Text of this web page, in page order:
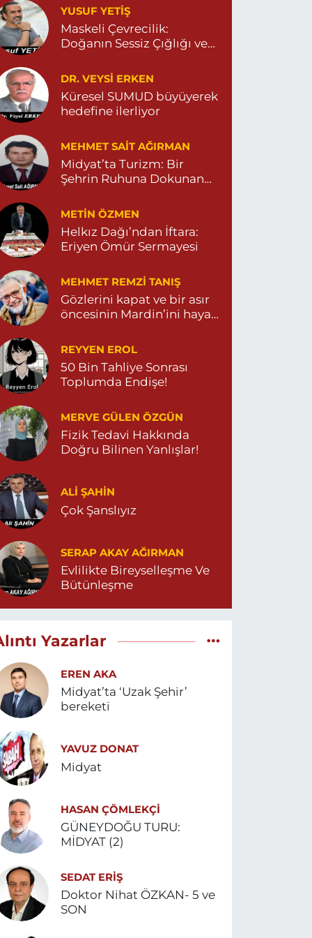
MAHALLE 3086 SOKAK NO:2 4 04825413156
0 (482) 541 31 56 Yol Tarifi Al
İlknur Eczanesi
MAH. VATAN CAD. NO:2A 04825911091
0 (482) 591 10 91 Yol Tarifi Al
Turan Eczanesi
MAHALLE KISMETLİ CADDE NO:59D
OCAĞI YANI 04823813670
YUSUF YETİŞ
Maskeli Çevrecilik:
Doğanın Sessiz Çığlığı ve
DR. VEYSI ERKEN
Küresel SUMUD büyüyerek
hedefine ilerliyor
MEHMET SAIT AĞIRMAN
Midyat’ta Turizm: Bir
Şehrin Ruhuna Dokunan
METIN ÖZMEN
Helkız Dağı’ndan İftara:
Eriyen Ömür Sermayesi
MEHMET REMZI TANIŞ
Gözlerini kapat ve bir asır
öncesinin Mardin’ini hayal
REYYEN EROL
50 Bin Tahliye Sonrası
Toplumda Endişe!
MERVE GÜLEN ÖZGÜN
Fizik Tedavi Hakkında
Doğru Bilinen Yanlışlar!
ALI ŞAHİN
Çok Şanslıyız
SERAP AKAY AĞIRMAN
Evlilikte Bireyselleşme Ve
Bütünleşme
Yazarlar
EREN AKA
Midyat’ta ‘Uzak Şehir’
bereketi
YAVUZ DONAT
Midyat
HASAN ÇÖMLEKÇİ
GÜNEYDOĞU TURU:
MİDYAT (2)
SEDAT ERİŞ
Doktor Nihat ÖZKAN- 5 ve
SON